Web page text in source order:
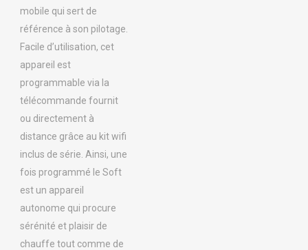
mobile qui sert de
référence à son pilotage.
Facile d’utilisation, cet
appareil est
programmable via la
télécommande fournit
ou directement à
distance grâce au kit wifi
inclus de série. Ainsi, une
fois programmé le Soft
est un appareil
autonome qui procure
sérénité et plaisir de
chauffe tout comme de